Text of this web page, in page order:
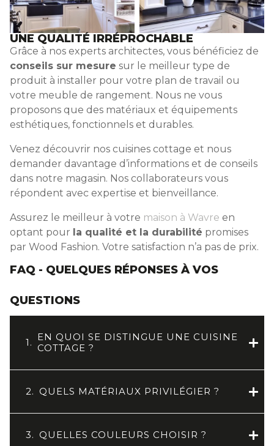
UNE QUALITÉ IRRÉPROCHABLE
Grâce à nos experts architectes, vous bénéficiez de
conseils sur mesure sur le meilleur type de
produit à installer pour votre plan de travail ou
votre meuble de rangement. Nous ne vous
proposons que des matériaux et équipements
esthétiques, fonctionnels et durables.
Venez découvrir nos cuisines cottage et nous
demander davantage d’informations et de conseils
dans notre magasin. Nos collaborateurs vous
répondent avec expertise et bienveillance.
Assurez le meilleur à votre maison à Wavre en
optant pour la qualité et la durabilité promises
par Wood Fashion. Votre satisfaction n’a pas de prix.
FAQ - QUELQUES RÉPONSES À VOS
QUESTIONS
1. EN QUOI SE DISTINGUE UNE CUISINE
COTTAGE ?
2. QUELS MATÉRIAUX PRIVILÉGIER ?
3. QUELLES COULEURS CHOISIR ?